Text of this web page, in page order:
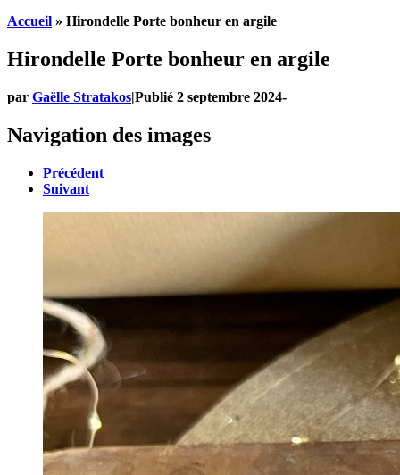
Accueil » Hirondelle Porte bonheur en argile
Hirondelle Porte bonheur en argile
par Gaëlle Stratakos|Publié 2 septembre 2024-
Navigation des images
Précédent
Suivant